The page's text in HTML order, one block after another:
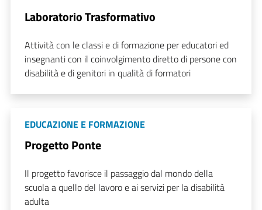
Laboratorio Trasformativo
Attività con le classi e di formazione per educatori ed
insegnanti con il coinvolgimento diretto di persone con
disabilità e di genitori in qualità di formatori
EDUCAZIONE E FORMAZIONE
Progetto Ponte
Il progetto favorisce il passaggio dal mondo della
scuola a quello del lavoro e ai servizi per la disabilità
adulta